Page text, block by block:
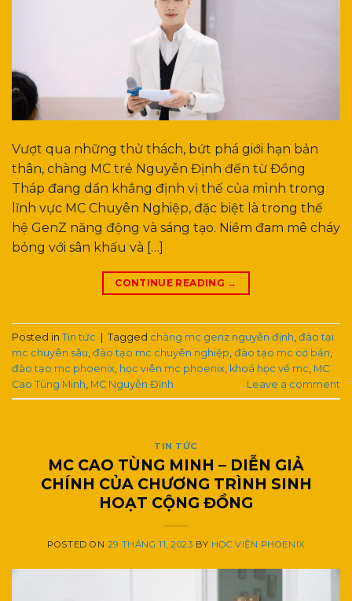
Vượt qua những thử thách, bứt phá giới hạn bản
thân, chàng MC trẻ Nguyễn Định đến từ Đồng
Tháp đang dần khẳng định vị thế của mình trong
lĩnh vực MC Chuyên Nghiệp, đặc biệt là trong thế
hệ GenZ năng động và sáng tạo. Niềm đam mê cháy
bỏng với sân khấu và […]
CONTINUE READING →
Posted in Tin tức | Tagged chàng mc genz nguyễn định đào tại
mc chuyên sâu đào tạo mc chuyên nghiệp đào tạo mc cơ bản
đào tạo mc phoenix học viên mc phoenix khoá học về mc MC
Cao Tùng Minh MC Nguyễn Định Leave a comment
TIN TỨC
MC CAO TÙNG MINH – DIỄN GIẢ
CHÍNH CỦA CHƯƠNG TRÌNH SINH
HOẠT CỘNG ĐỒNG
POSTED ON 29 THÁNG 11, 2023 BY HỌC VIỆN PHOENIX